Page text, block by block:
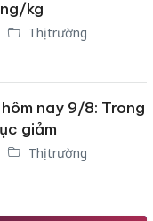
kg
Thị trường
nay 9/8: Trong
giảm
Thị trường